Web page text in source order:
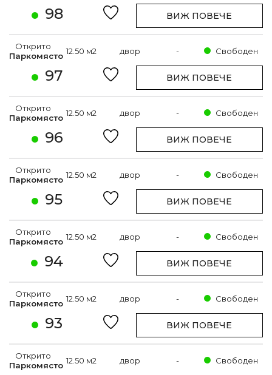
98 ВИЖ ПОВЕЧЕ
97
Открито
Паркомясто 12.50 м2 двор - Свободен
ВИЖ ПОВЕЧЕ
96
Открито
Паркомясто 12.50 м2 двор - Свободен
ВИЖ ПОВЕЧЕ
95
Открито
Паркомясто 12.50 м2 двор - Свободен
ВИЖ ПОВЕЧЕ
94
Открито
Паркомясто 12.50 м2 двор - Свободен
ВИЖ ПОВЕЧЕ
93
Открито
Паркомясто 12.50 м2 двор - Свободен
ВИЖ ПОВЕЧЕ
Открито
Паркомясто 12.50 м2 двор - Свободен